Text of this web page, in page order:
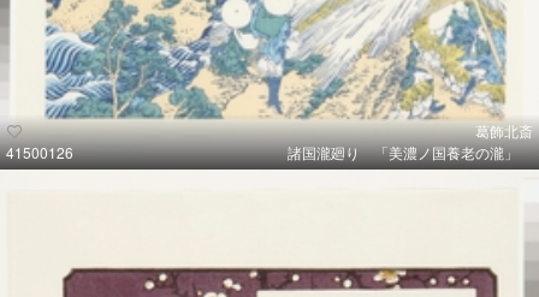
41500126
葛飾北斎
諸国瀧廻り 「美濃ノ国養老の瀧」